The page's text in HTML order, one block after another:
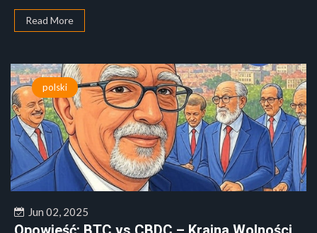
Read More
polski
Jun 02, 2025